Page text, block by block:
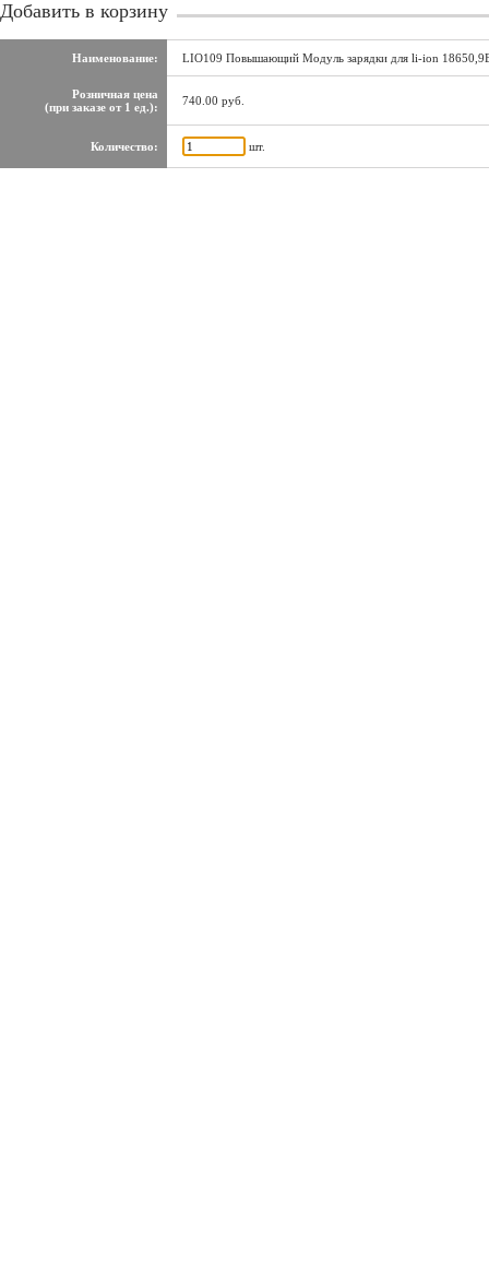
Добавить в корзину
Наименование: LIO109 Повышающий Модуль зарядки для li-ion 18650,9В
Розничная цена
(при заказе от 1 ед.):
740.00 руб.
Количество: шт.